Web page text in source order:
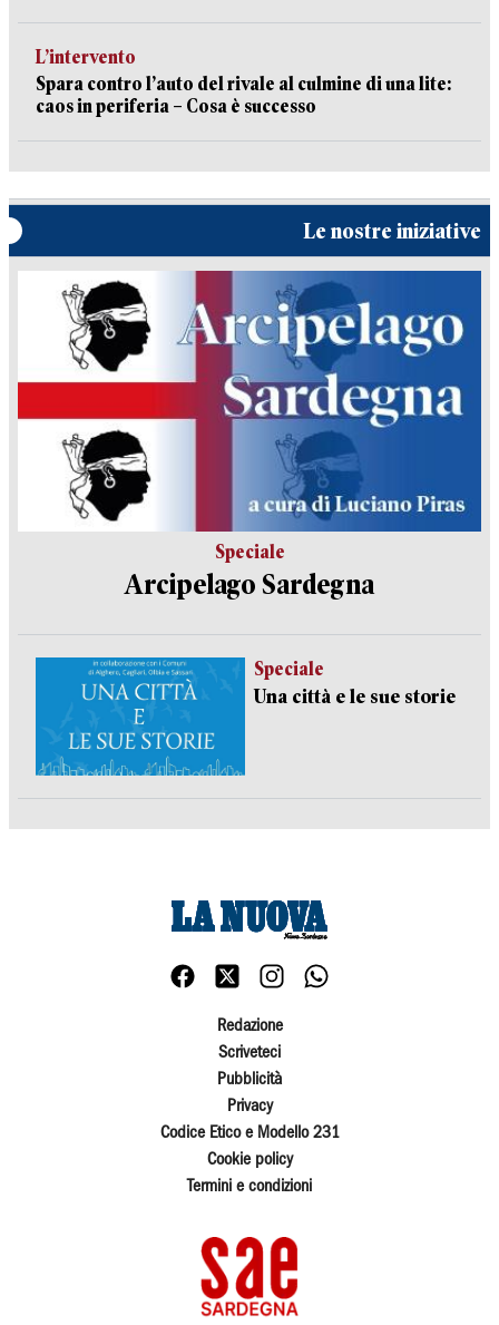
L’intervento
Spara contro l’auto del rivale al culmine di una lite:
caos in periferia – Cosa è successo
Le nostre iniziative
Speciale
Arcipelago Sardegna
Speciale
Una città e le sue storie
Redazione
Scriveteci
Pubblicità
Privacy
Codice Etico e Modello 231
Cookie policy
Termini e condizioni